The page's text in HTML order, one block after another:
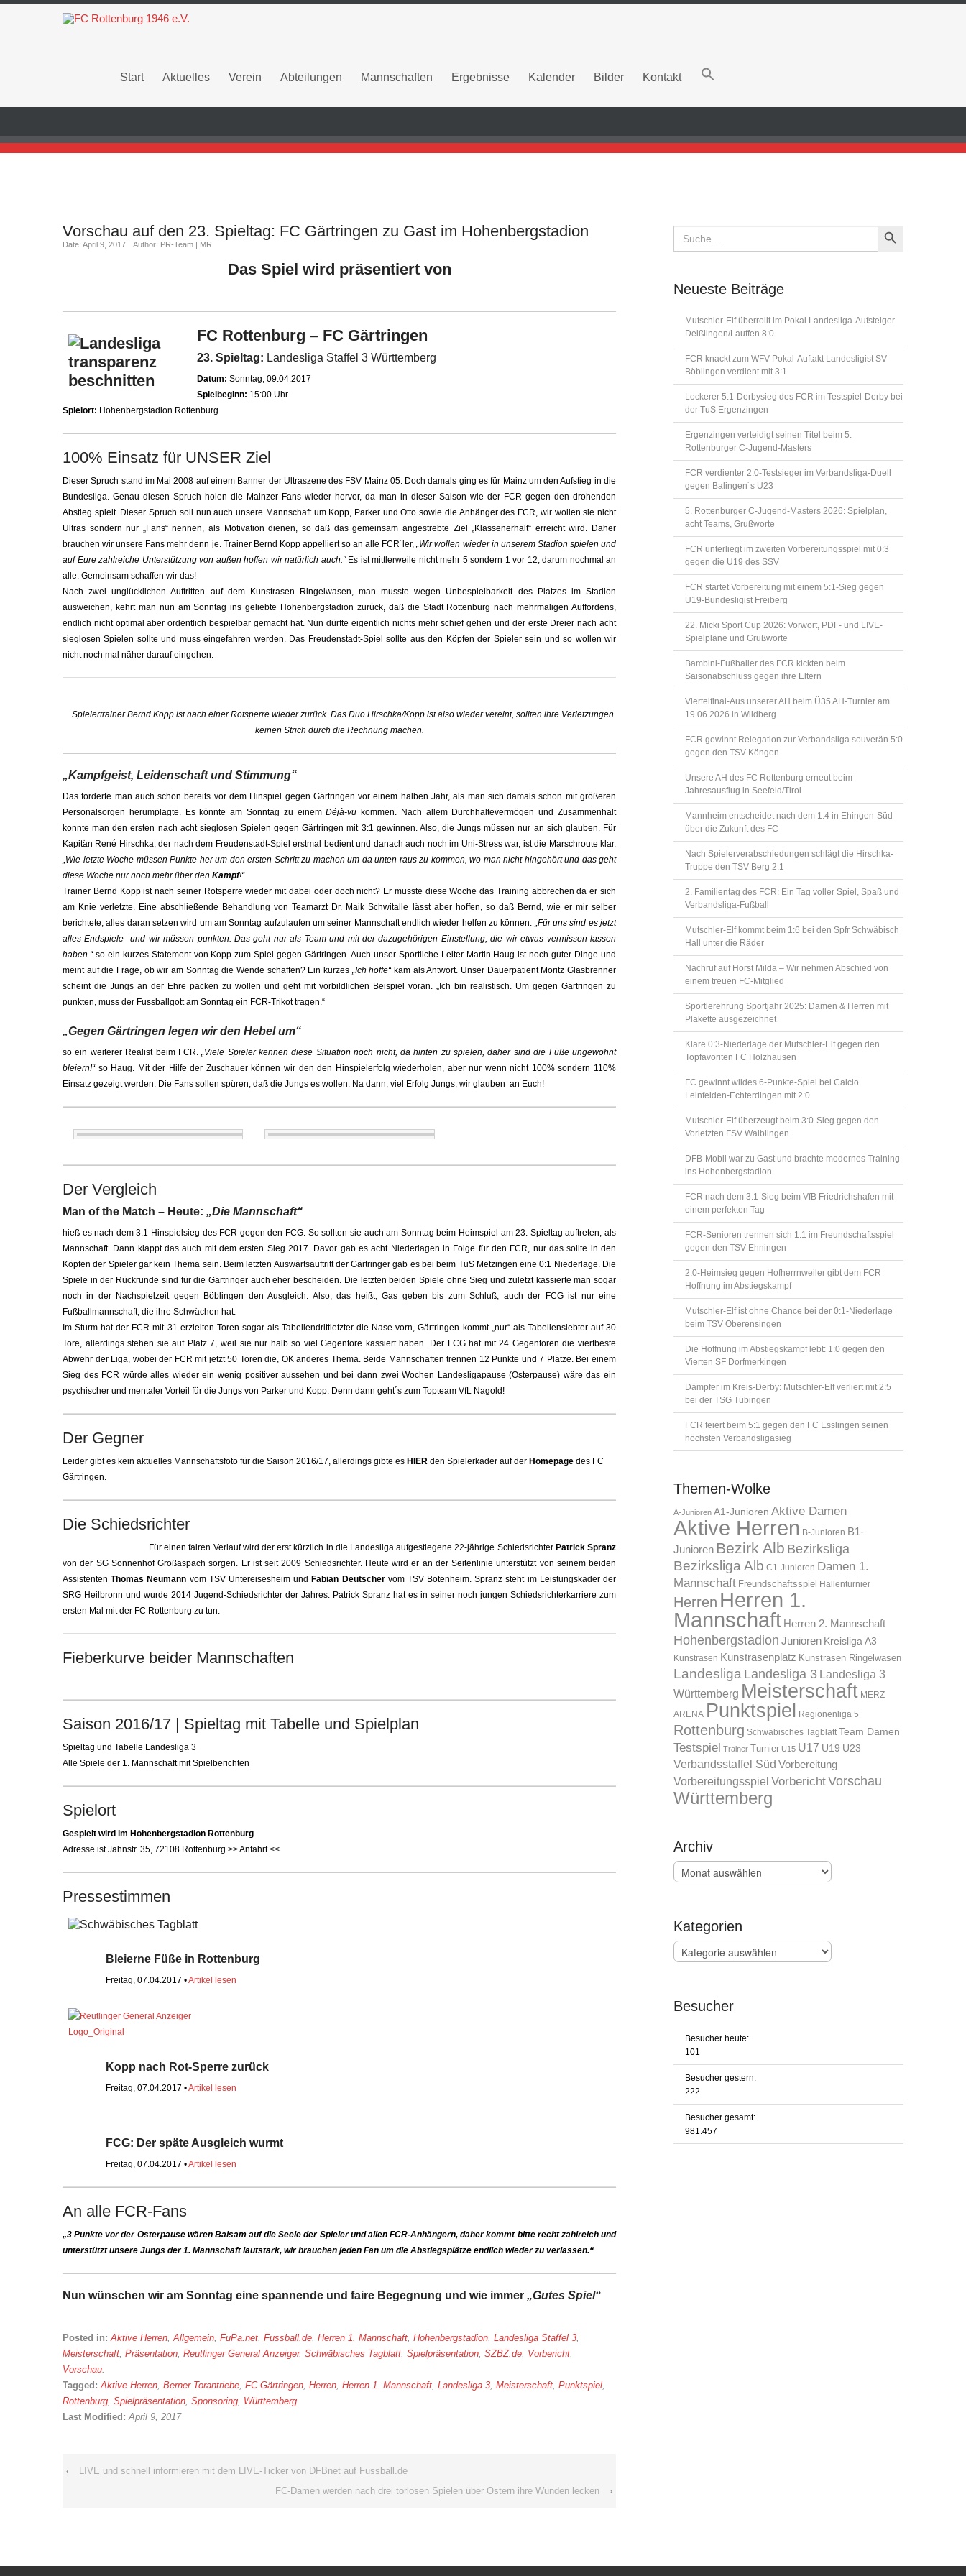
Start Aktuelles Verein Abteilungen Mannschaften Ergebnisse Kalender Bilder Kontakt
Vorschau auf den 23. Spieltag: FC Gärtringen zu Gast im Hohenbergstadion
Date: April 9, 2017 Author: PR-Team | MR
Das Spiel wird präsentiert von
FC Rottenburg – FC Gärtringen
23. Spieltag: Landesliga Staffel 3 Württemberg
Datum: Sonntag, 09.04.2017
Spielbeginn: 15:00 Uhr
Spielort: Hohenbergstadion Rottenburg
100% Einsatz für UNSER Ziel
Dieser Spruch stand im Mai 2008 auf einem Banner der Ultraszene des FSV Mainz 05. Doch damals ging es für Mainz um den Aufstieg in die
Bundesliga. Genau diesen Spruch holen die Mainzer Fans wieder hervor, da man in dieser Saison wie der FCR gegen den drohenden
Abstieg spielt. Dieser Spruch soll nun auch unsere Mannschaft um Kopp, Parker und Otto sowie die Anhänger des FCR, wir wollen sie nicht
Ultras sondern nur „Fans“ nennen, als Motivation dienen, so daß das gemeinsam angestrebte Ziel „Klassenerhalt“ erreicht wird. Daher
brauchen wir unsere Fans mehr denn je. Trainer Bernd Kopp appelliert so an alle FCR´ler,„Wir wollen wieder in unserem Stadion spielen und
auf Eure zahlreiche Unterstützung von außen hoffen wir natürlich auch.“Es ist mittlerweile nicht mehr 5 sondern 1 vor 12, darum nochmal an
alle. Gemeinsam schaffen wir das!
Nach zwei unglücklichen Auftritten auf dem Kunstrasen Ringelwasen, man musste wegen Unbespielbarkeit des Platzes im Stadion
ausweichen, kehrt man nun am Sonntag ins geliebte Hohenbergstadion zurück, daß die Stadt Rottenburg nach mehrmaligen Auffordens,
endlich nicht optimal aber ordentlich bespielbar gemacht hat. Nun dürfte eigentlich nichts mehr schief gehen und der erste Dreier nach acht
sieglosen Spielen sollte und muss eingefahren werden. Das Freudenstadt-Spiel sollte aus den Köpfen der Spieler sein und so wollen wir
nicht noch mal näher darauf eingehen.
Spielertrainer Bernd Kopp ist nach einer Rotsperre wieder zurück. Das Duo Hirschka/Kopp ist also wieder vereint, sollten ihre Verletzungen
keinen Strich durch die Rechnung machen.
„Kampfgeist, Leidenschaft und Stimmung“
Das forderte man auch schon bereits vor dem Hinspiel gegen Gärtringen vor einem halben Jahr, als man sich damals schon mit größeren
Personalsorgen herumplagte. Es könnte am Sonntag zu einemDéjà-vu kommen. Nach allem Durchhaltevermögen und Zusammenhalt
konnte man den ersten nach acht sieglosen Spielen gegen Gärtringen mit 3:1 gewinnen. Also, die Jungs müssen nur an sich glauben. Für
Kapitän René Hirschka, der nach dem Freudenstadt-Spiel erstmal bedient und danach auch noch im Uni-Stress war, ist die Marschroute klar.
„Wie letzte Woche müssen Punkte her um den ersten Schritt zu machen um da unten raus zu kommen, wo man nicht hingehört und das geht
diese Woche nur noch mehr über den Kampf!“
Trainer Bernd Kopp ist nach seiner Rotsperre wieder mit dabei oder doch nicht? Er musste diese Woche das Training abbrechen da er sich
am Knie verletzte. Eine abschließende Behandlung von Teamarzt Dr. Maik Schwitalle lässt aber hoffen, so daß Bernd, wie er mir selber
berichtete, alles daran setzen wird um am Sonntag aufzulaufen um seiner Mannschaft endlich wieder helfen zu können. „Für uns sind es jetzt
alles Endspiele und wir müssen punkten. Das geht nur als Team und mit der dazugehörigen Einstellung, die wir etwas vermissen lassen
haben.“so ein kurzes Statement von Kopp zum Spiel gegen Gärtringen. Auch unser Sportliche Leiter Martin Haug ist noch guter Dinge und
meint auf die Frage, ob wir am Sonntag die Wende schaffen? Ein kurzes „Ich hoffe“kam als Antwort. Unser Dauerpatient Moritz Glasbrenner
scheint die Jungs an der Ehre packen zu wollen und geht mit vorbildlichen Beispiel voran. „Ich bin realistisch. Um gegen Gärtringen zu
punkten, muss der Fussballgott am Sonntag ein FCR-Trikot tragen.“
„Gegen Gärtringen legen wir den Hebel um“
so ein weiterer Realist beim FCR.„Viele Spieler kennen diese Situation noch nicht, da hinten zu spielen, daher sind die Füße ungewohnt
bleiern!“so Haug. Mit der Hilfe der Zuschauer können wir den den Hinspielerfolg wiederholen, aber nur wenn nicht 100% sondern 110%
Einsatz gezeigt werden. Die Fans sollen spüren, daß die Jungs es wollen. Na dann, viel Erfolg Jungs, wir glauben an Euch!
Der Vergleich
Man of the Match – Heute: „Die Mannschaft“
hieß es nach dem 3:1 Hinspielsieg des FCR gegen den FCG. So sollten sie auch am Sonntag beim Heimspiel am 23. Spieltag auftreten, als
Mannschaft. Dann klappt das auch mit dem ersten Sieg 2017. Davor gab es acht Niederlagen in Folge für den FCR, nur das sollte in den
Köpfen der Spieler gar kein Thema sein. Beim letzten Auswärtsauftritt der Gärtringer gab es bei beim TuS Metzingen eine 0:1 Niederlage. Die
Spiele in der Rückrunde sind für die Gärtringer auch eher bescheiden. Die letzten beiden Spiele ohne Sieg und zuletzt kassierte man sogar
noch in der Nachspielzeit gegen Böblingen den Ausgleich. Also, das heißt, Gas geben bis zum Schluß, auch der FCG ist nur eine
Fußballmannschaft, die ihre Schwächen hat.
Im Sturm hat der FCR mit 31 erzielten Toren sogar als Tabellendrittletzter die Nase vorn, Gärtringen kommt „nur“ als Tabellensiebter auf 30
Tore, allerdings stehen sie auf Platz 7, weil sie nur halb so viel Gegentore kassiert haben. Der FCG hat mit 24 Gegentoren die viertbeste
Abwehr der Liga, wobei der FCR mit jetzt 50 Toren die, OK anderes Thema. Beide Mannschaften trennen 12 Punkte und 7 Plätze. Bei einem
Sieg des FCR würde alles wieder ein wenig positiver aussehen und bei dann zwei Wochen Landesligapause (Osterpause) wäre das ein
psychischer und mentaler Vorteil für die Jungs von Parker und Kopp. Denn dann geht´s zum Topteam VfL Nagold!
Der Gegner
Leider gibt es kein aktuelles Mannschaftsfoto für die Saison 2016/17, allerdings gibte es HIER den Spielerkader auf der Homepage des FC
Gärtringen.
Die Schiedsrichter
Für einen fairen Verlauf wird der erst kürzlich in die Landesliga aufgestiegene 22-jährige Schiedsrichter Patrick Spranz
von der SG Sonnenhof Großaspach sorgen. Er ist seit 2009 Schiedsrichter. Heute wird er an der Seitenlinie unterstützt von seinem beiden
AssistentenThomas Neumann vom TSV Untereisesheim und Fabian Deutschervom TSV Botenheim. Spranz steht im Leistungskader der
SRG Heilbronn und wurde 2014 Jugend-Schiedsrichter der Jahres. Patrick Spranz hat es in seiner noch jungen Schiedsrichterkarriere zum
ersten Mal mit der FC Rottenburg zu tun.
Fieberkurve beider Mannschaften
Saison 2016/17 | Spieltag mit Tabelle und Spielplan
Spieltag und Tabelle Landesliga 3
Alle Spiele der 1. Mannschaft mit Spielberichten
Spielort
Gespielt wird im Hohenbergstadion Rottenburg
Adresse ist Jahnstr. 35, 72108 Rottenburg >> Anfahrt <<
Pressestimmen
Bleierne Füße in Rottenburg
Freitag, 07.04.2017 •Artikel lesen
Kopp nach Rot-Sperre zurück
Freitag, 07.04.2017 •Artikel lesen
FCG: Der späte Ausgleich wurmt
Freitag, 07.04.2017 •Artikel lesen
An alle FCR-Fans
„3 Punkte vor der Osterpause wären Balsam auf die Seele der Spieler und allen FCR-Anhängern, daher kommt bitte recht zahlreich und
unterstützt unsere Jungs der 1. Mannschaft lautstark, wir brauchen jeden Fan um die Abstiegsplätze endlich wieder zu verlassen.“
Nun wünschen wir am Sonntag eine spannende und faire Begegnung und wie immer „Gutes Spiel“
Posted in:Aktive Herren,Allgemein, FuPa.net, Fussball.de, Herren 1. Mannschaft, Hohenbergstadion, Landesliga Staffel 3,
Meisterschaft, Präsentation, Reutlinger General Anzeiger, Schwäbisches Tagblatt, Spielpräsentation, SZBZ.de, Vorbericht,
Vorschau.
Tagged:Aktive Herren, Berner Torantriebe, FC Gärtringen, Herren, Herren 1. Mannschaft, Landesliga 3, Meisterschaft, Punktspiel,
Rottenburg, Spielpräsentation, Sponsoring, Württemberg.
Last Modified:April 9, 2017
‹
LIVE und schnell informieren mit dem LIVE-Ticker von DFBnet auf Fussball.de
FC-Damen werden nach drei torlosen Spielen über Ostern ihre Wunden lecken
›
Search
for:
Search Button
Neueste Beiträge
Mutschler-Elf überrollt im Pokal Landesliga-Aufsteiger
Deißlingen/Lauffen 8:0
FCR knackt zum WFV-Pokal-Auftakt Landesligist SV
Böblingen verdient mit 3:1
Lockerer 5:1-Derbysieg des FCR im Testspiel-Derby bei
der TuS Ergenzingen
Ergenzingen verteidigt seinen Titel beim 5.
Rottenburger C-Jugend-Masters
FCR verdienter 2:0-Testsieger im Verbandsliga-Duell
gegen Balingen´s U23
5. Rottenburger C-Jugend-Masters 2026: Spielplan,
acht Teams, Grußworte
FCR unterliegt im zweiten Vorbereitungsspiel mit 0:3
gegen die U19 des SSV
FCR startet Vorbereitung mit einem 5:1-Sieg gegen
U19-Bundesligist Freiberg
22. Micki Sport Cup 2026: Vorwort, PDF- und LIVE-
Spielpläne und Grußworte
Bambini-Fußballer des FCR kickten beim
Saisonabschluss gegen ihre Eltern
Viertelfinal-Aus unserer AH beim Ü35 AH-Turnier am
19.06.2026 in Wildberg
FCR gewinnt Relegation zur Verbandsliga souverän 5:0
gegen den TSV Köngen
Unsere AH des FC Rottenburg erneut beim
Jahresausflug in Seefeld/Tirol
Mannheim entscheidet nach dem 1:4 in Ehingen-Süd
über die Zukunft des FC
Nach Spielerverabschiedungen schlägt die Hirschka-
Truppe den TSV Berg 2:1
2. Familientag des FCR: Ein Tag voller Spiel, Spaß und
Verbandsliga-Fußball
Mutschler-Elf kommt beim 1:6 bei den Spfr Schwäbisch
Hall unter die Räder
Nachruf auf Horst Milda – Wir nehmen Abschied von
einem treuen FC-Mitglied
Sportlerehrung Sportjahr 2025: Damen & Herren mit
Plakette ausgezeichnet
Klare 0:3-Niederlage der Mutschler-Elf gegen den
Topfavoriten FC Holzhausen
FC gewinnt wildes 6-Punkte-Spiel bei Calcio
Leinfelden-Echterdingen mit 2:0
Mutschler-Elf überzeugt beim 3:0-Sieg gegen den
Vorletzten FSV Waiblingen
DFB-Mobil war zu Gast und brachte modernes Training
ins Hohenbergstadion
FCR nach dem 3:1-Sieg beim VfB Friedrichshafen mit
einem perfekten Tag
FCR-Senioren trennen sich 1:1 im Freundschaftsspiel
gegen den TSV Ehningen
2:0-Heimsieg gegen Hofherrnweiler gibt dem FCR
Hoffnung im Abstiegskampf
Mutschler-Elf ist ohne Chance bei der 0:1-Niederlage
beim TSV Oberensingen
Die Hoffnung im Abstiegskampf lebt: 1:0 gegen den
Vierten SF Dorfmerkingen
Dämpfer im Kreis-Derby: Mutschler-Elf verliert mit 2:5
bei der TSG Tübingen
FCR feiert beim 5:1 gegen den FC Esslingen seinen
höchsten Verbandsligasieg
Themen-Wolke
A-Junioren A1-Junioren Aktive Damen
Aktive Herren B-Junioren B1-
Junioren Bezirk Alb Bezirksliga
Bezirksliga Alb C1-Junioren Damen 1.
Mannschaft Freundschaftsspiel Hallenturnier
Herren Herren 1.
Mannschaft Herren 2. Mannschaft
Hohenbergstadion Junioren Kreisliga A3
Kunstrasen Kunstrasenplatz Kunstrasen Ringelwasen
Landesliga Landesliga 3 Landesliga 3
Württemberg Meisterschaft MERZ
ARENA Punktspiel Regionenliga 5
Rottenburg Schwäbisches Tagblatt Team Damen
Testspiel Trainer Turnier U15 U17 U19 U23
Verbandsstaffel Süd Vorbereitung
Vorbereitungsspiel VorberichtVorschau
Württemberg
Archiv
Archiv
Kategorien
Kategorien
Besucher
Besucher heute:
101
Besucher gestern:
222
Besucher gesamt:
981.457